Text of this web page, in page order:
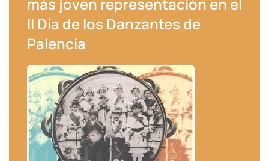
II Día de los Danzantes de
Palencia